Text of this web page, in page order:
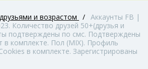
и возрастом / Аккаунты FB |
Количество друзей 50+(друзья и
подтверждены по смс. Подтверждены
в комплекте. Пол (MIX). Профиль
в комплекте. Зарегистрированы